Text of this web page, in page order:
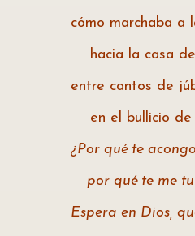
cómo marchaba a
hacia la casa
entre cantos de
en el bullicio de
¿Por qué te
por qué te me
Espera en Dios,